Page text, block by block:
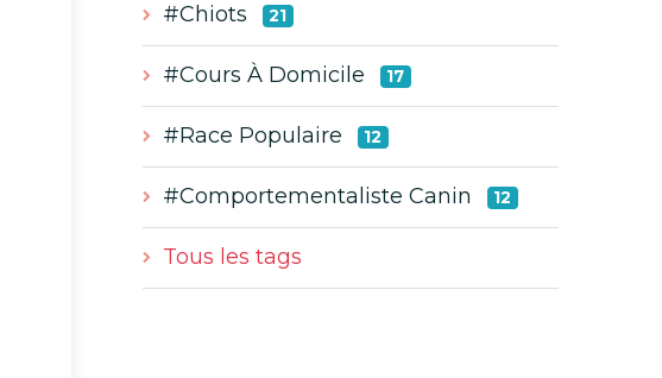
#Chiots 21
#Cours À Domicile 17
#Race Populaire 12
#Comportementaliste Canin 12
Tous les tags